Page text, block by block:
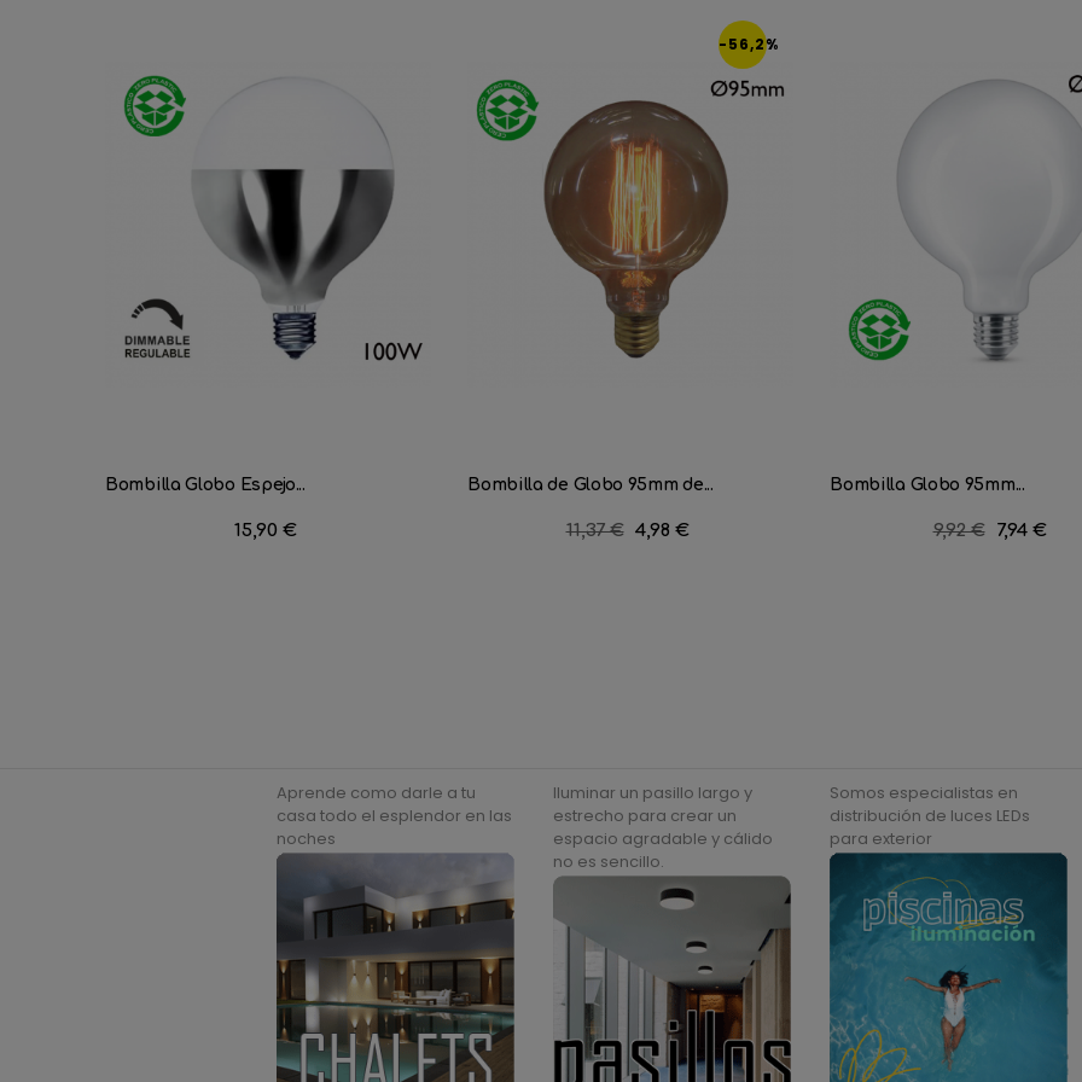
Bombilla Globo Espejo...
Precio
15,90 €
-56,2%
Bombilla de Globo 95mm de...
Precio
11,37 € Precio
4,98 €
Bombilla Globo 95mm...
Precio
9,92 € Precio
7,94 €
Aprende como darle a tu
casa todo el esplendor en las
noches
Iluminar un pasillo largo y
estrecho para crear un
espacio agradable y cálido
no es sencillo.
Somos especialistas en
distribución de luces LEDs
para exterior